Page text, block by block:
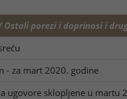
Ostali porezi i doprinosi i
- za mart 2020. godine
ugovore sklopljene u martu